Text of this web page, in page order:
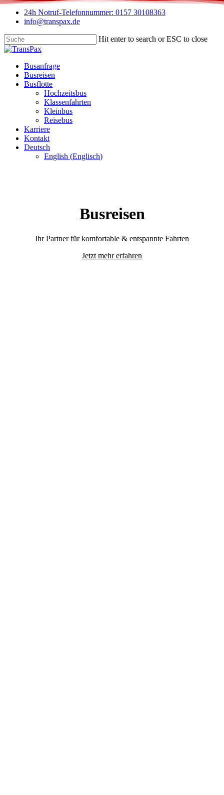
Skip
content
24h Notruf-Telefonnummer: 0157 30108363
info@transpax.de
Hit enter to search or ESC to close
Close
Menu
Busanfrage
Busreisen
Busflotte
Hochzeitsbus
Klassenfahrten
Kleinbus
Reisebus
Karriere
Kontakt
Deutsch
English (Englisch)
Busreisen
Ihr Partner für komfortable & entspannte Fahrten
Jetzt mehr erfahren